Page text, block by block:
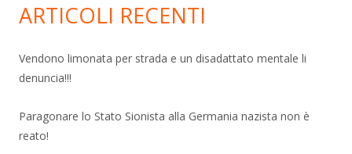
ARTICOLI RECENTI
Vendono limonata per strada e un disadattato mentale li
denuncia!!!
Paragonare lo Stato Sionista alla Germania nazista non è
reato!